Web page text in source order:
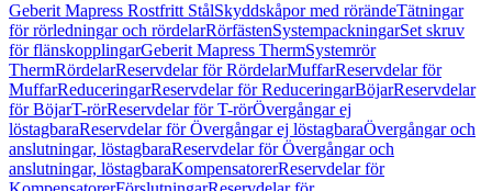
Geberit Mapress Rostfritt StålSkyddskåpor med rörändeTätningar
för rörledningar och rördelarRörfästenSystempackningarSet skruv
för flänskopplingarGeberit Mapress ThermSystemrör
ThermRördelarReservdelar för RördelarMuffarReservdelar för
MuffarReduceringarReservdelar för ReduceringarBöjarReservdelar
för BöjarT-rörReservdelar för T-rörÖvergångar ej
löstagbaraReservdelar för Övergångar ej löstagbaraÖvergångar och
anslutningar, löstagbaraReservdelar för Övergångar och
anslutningar, löstagbaraKompensatorerReservdelar för